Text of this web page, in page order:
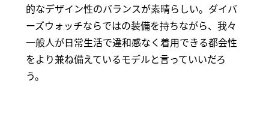
的なデザイン性のバランスが素晴らしい。ダイバ
ーズウォッチならではの装備を持ちながら、我々
一般人が日常生活で違和感なく着用できる都会性
をより兼ね備えているモデルと言っていいだろ
う。